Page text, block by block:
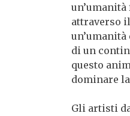
attraverso
di un
questo
dominare
Gli artisti